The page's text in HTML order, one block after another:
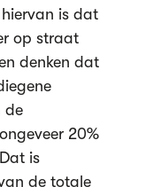
is dat
op straat
denken dat
de
20%
is
de totale